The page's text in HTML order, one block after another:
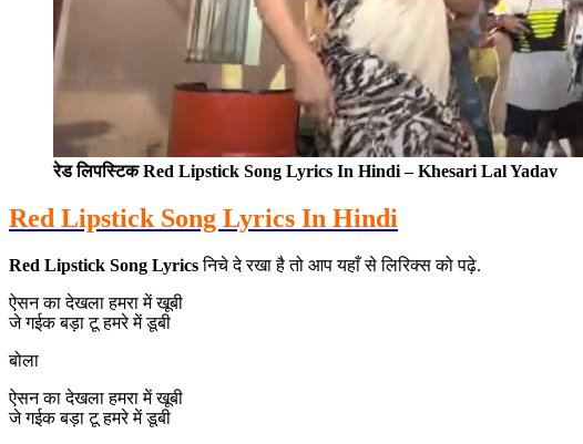
रेड लिपस्टिक Red Lipstick Song Lyrics In Hindi – Khesari Lal Yadav
Red Lipstick Song Lyrics In Hindi
Red Lipstick Song Lyricsनिचे दे रखा है तो आप यहाँ से लिरिक्स को पढ़े.
ऐसन का देखला हमरा में खूबी
जे गईक बड़ा टू हमरे में डूबी
बोला
ऐसन का देखला हमरा में खूबी
जे गईक बड़ा टू हमरे में डूबी